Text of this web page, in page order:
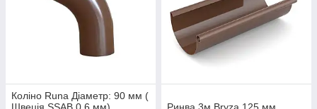
Коліно Runa Діаметр: 90 мм (